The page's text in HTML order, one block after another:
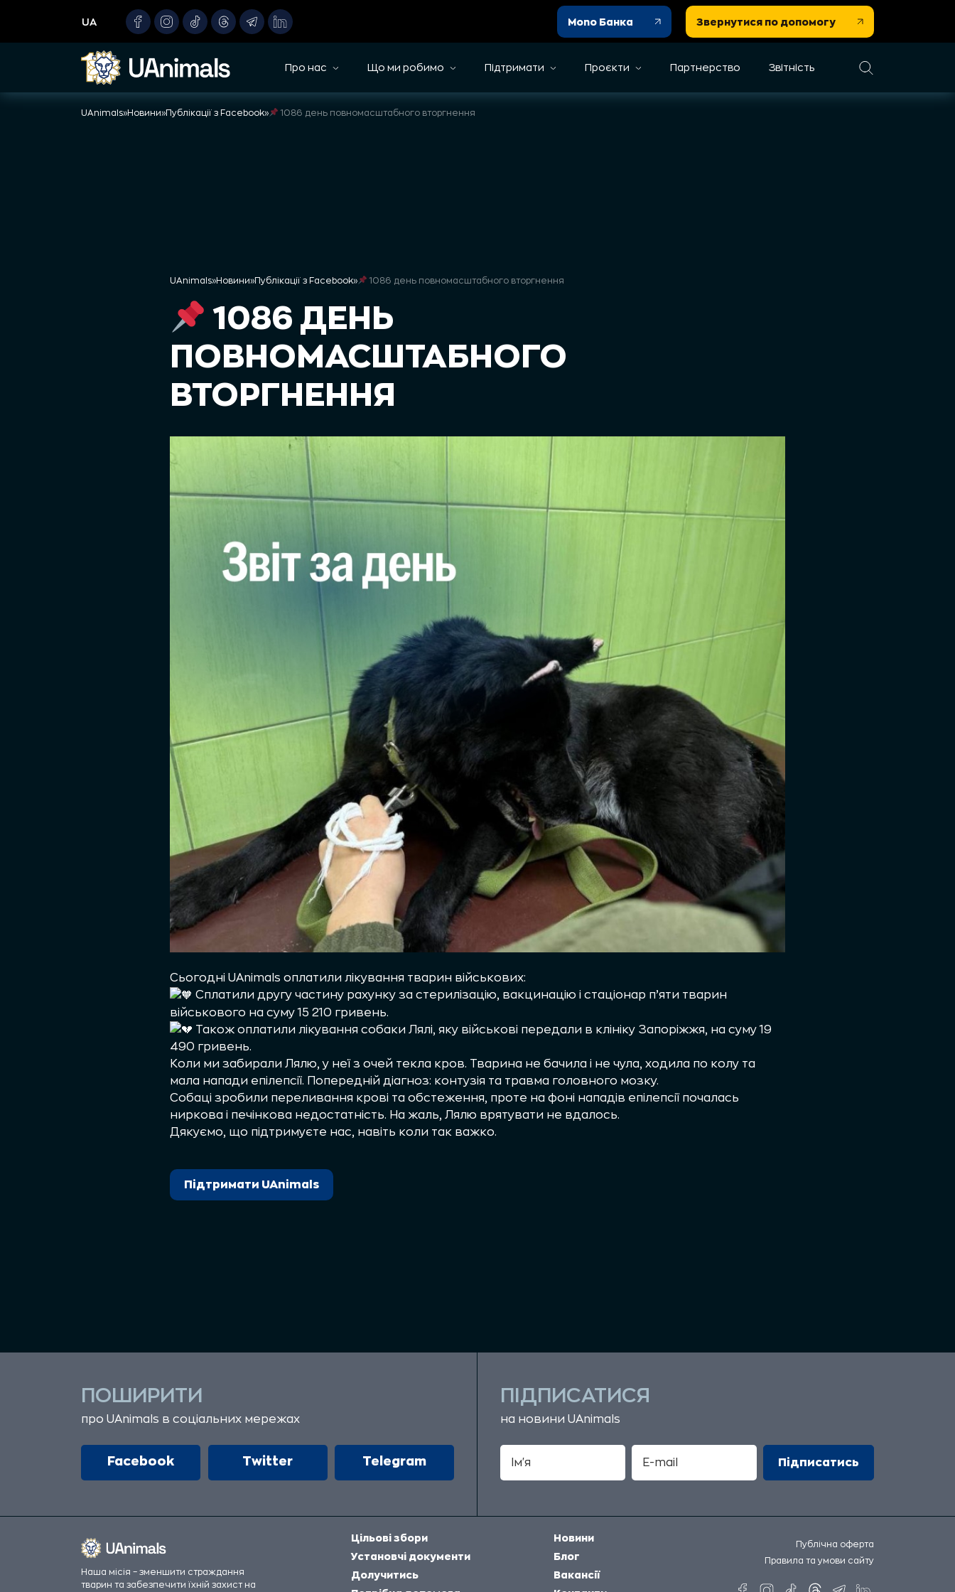
content
UA Mono Банка Звернутися по допомогу
Про нас Що ми робимо Підтримати Проєкти Партнерство Звітність
UAnimals»Новини»Публікації з Facebook» 1086 день повномасштабного вторгнення
UAnimals»Новини»Публікації з Facebook» 1086 день повномасштабного вторгнення
1086 ДЕНЬ
ПОВНОМАСШТАБНОГО
ВТОРГНЕННЯ
Сьогодні UAnimals оплатили лікування тварин військових:
Сплатили другу частину рахунку за стерилізацію, вакцинацію і стаціонар п’яти тварин
військового на суму 15 210 гривень.
Також оплатили лікування собаки Лялі, яку військові передали в клініку Запоріжжя, на суму 19
490 гривень.
Коли ми забирали Лялю, у неї з очей текла кров. Тварина не бачила і не чула, ходила по колу та
мала напади епілепсії. Попередній діагноз: контузія та травма головного мозку.
Собаці зробили переливання крові та обстеження, проте на фоні нападів епілепсії почалась
ниркова і печінкова недостатність. На жаль, Лялю врятувати не вдалось.
Дякуємо, що підтримуєте нас, навіть коли так важко.
Підтримати UAnimals
ПОШИРИТИ
про UAnimals в соціальних мережах
Facebook Twitter Telegram
ПІДПИСАТИСЯ
на новини UAnimals
Наша місія – зменшити страждання
тварин та забезпечити їхній захист на
Цільові збори
Установчі документи
Долучитись
Новини
Блог
Вакансії
Публічна оферта
Правила та умови сайту